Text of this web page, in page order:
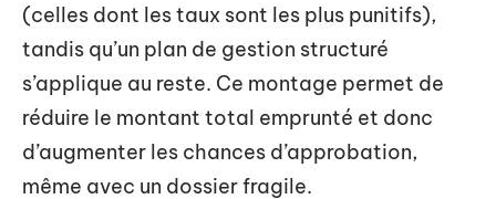
(celles dont les taux sont les plus punitifs),
tandis qu’un plan de gestion structuré
s’applique au reste. Ce montage permet de
réduire le montant total emprunté et donc
d’augmenter les chances d’approbation,
même avec un dossier fragile.